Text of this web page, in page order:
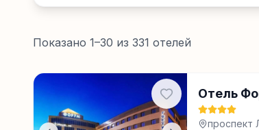
Показано 1–30 из 331 отелей
Отель
проспект